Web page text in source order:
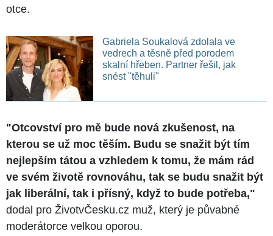
otce.
Gabriela Soukalová zdolala ve
vedrech a těsně před porodem
skalní hřeben. Partner řešil, jak
snést "těhuli"
"Otcovství pro mě bude nová zkušenost, na
kterou se už moc těším. Budu se snažit být tím
nejlepším tátou a vzhledem k tomu, že mám rád
ve svém životě rovnováhu, tak se budu snažit být
jak liberální, tak i přísný, když to bude potřeba,"
dodal pro ŽivotvČesku.cz muž, který je půvabné
moderátorce velkou oporou.